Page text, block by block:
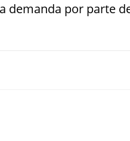
demanda por parte